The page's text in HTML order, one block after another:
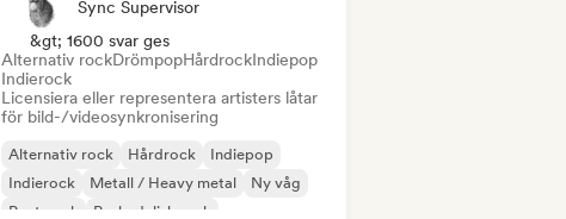
Sync Supervisor
&gt; 1600 svar ges
Alternativ rockDrömpopHårdrockIndiepop
Indierock
Licensiera eller representera artisters låtar
för bild-/videosynkronisering
Alternativ rock Hårdrock
Indiepop
Indierock
Metall / Heavy metal
Ny våg
Post punk
Psykedelisk rock